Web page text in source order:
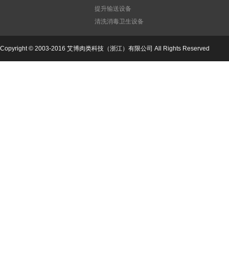
设备
提升输送设备
清洗消毒卫生设备
Copyright © 2003-2016 艾博肉类科技（浙江）有限公司 All Rights Reserved